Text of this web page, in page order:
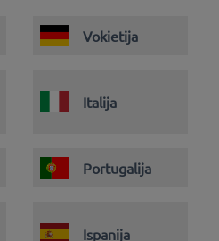
Vokietija
Italija
Portugalija
Ispanija